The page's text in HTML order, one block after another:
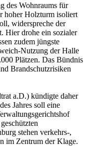
des Wohnraums für
hoher Holzturm isoliert
widerspreche der
Hier drohe ein sozialer
zudem jüngste
Nutzung der Halle
Plätzen. Das Bündnis
Brandschutzrisiken
a.D.) kündigte daher
Jahres soll eine
stehen verkehrs-,
im Zentrum der Klage.